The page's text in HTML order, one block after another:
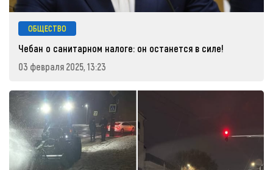
ОБЩЕСТВО
Чебан о санитарном налоге: он останется в силе!
03 февраля 2025, 13:23